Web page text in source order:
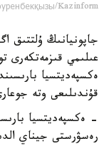
Kazinform
عىلىمي قىزمەتكەرى
ەكسپەديتسيا
قۇندىلىعى وتە